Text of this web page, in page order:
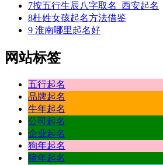
7按五行生辰八字取名_西安起名
8杜姓女孩起名方法借鉴
9 淮南哪里起名好
网站标签
五行起名
品牌起名
牛年起名
公司起名
企业起名
狗年起名
猪年起名